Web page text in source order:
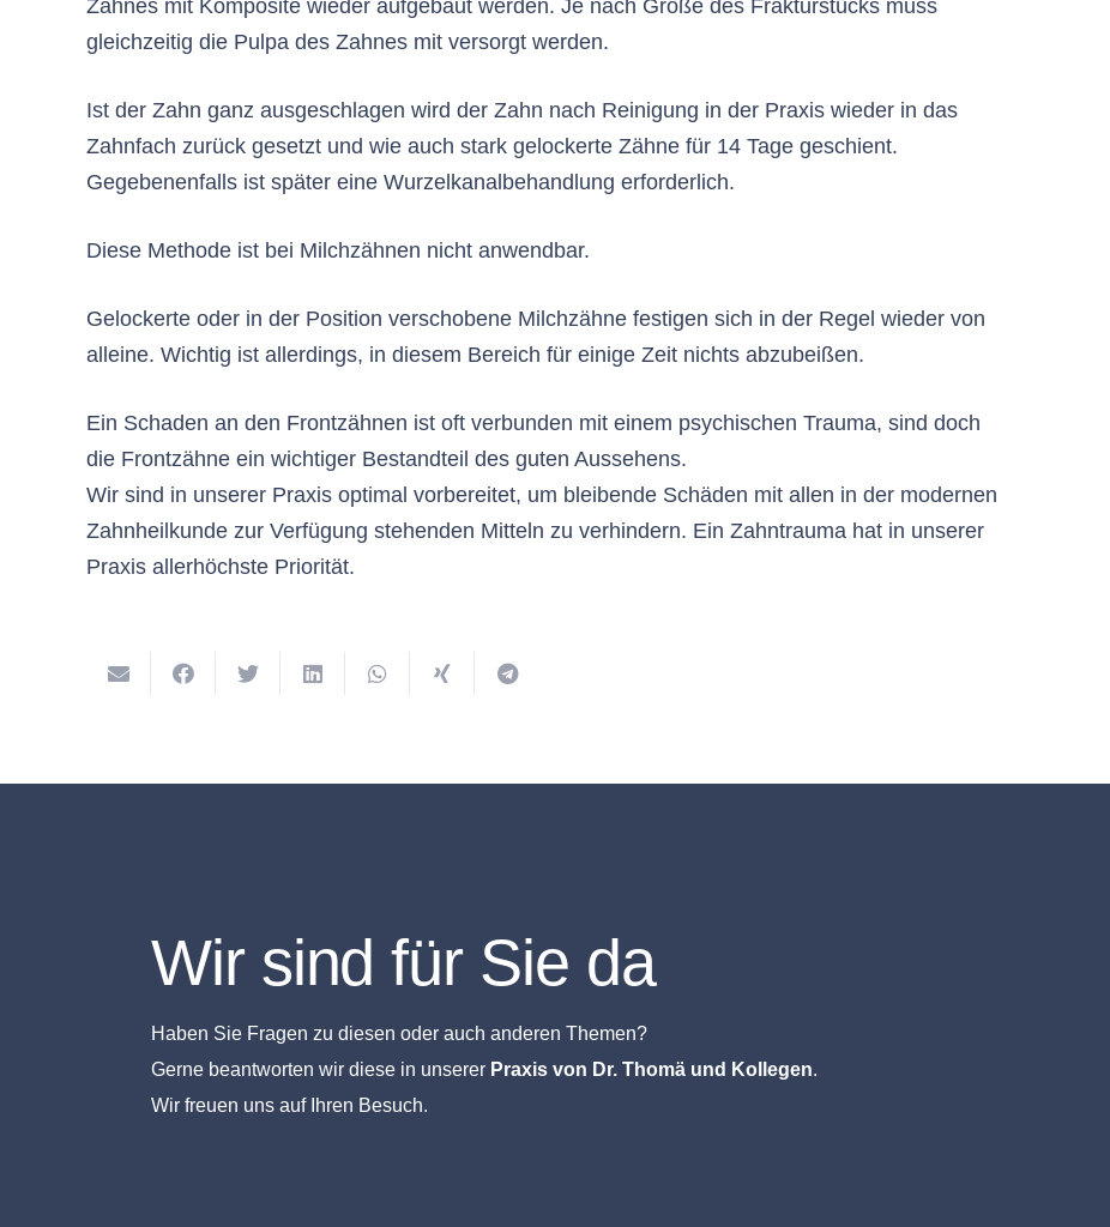
Zahnes mit Komposite wieder aufgebaut werden. Je nach Größe des Frakturstücks muss
gleichzeitig die Pulpa des Zahnes mit versorgt werden.
Ist der Zahn ganz ausgeschlagen wird der Zahn nach Reinigung in der Praxis wieder in das
Zahnfach zurück gesetzt und wie auch stark gelockerte Zähne für 14 Tage geschient.
Gegebenenfalls ist später eine Wurzelkanalbehandlung erforderlich.
Diese Methode ist bei Milchzähnen nicht anwendbar.
Gelockerte oder in der Position verschobene Milchzähne festigen sich in der Regel wieder von
alleine. Wichtig ist allerdings, in diesem Bereich für einige Zeit nichts abzubeißen.
Ein Schaden an den Frontzähnen ist oft verbunden mit einem psychischen Trauma, sind doch
die Frontzähne ein wichtiger Bestandteil des guten Aussehens.
Wir sind in unserer Praxis optimal vorbereitet, um bleibende Schäden mit allen in der modernen
Zahnheilkunde zur Verfügung stehenden Mitteln zu verhindern. Ein Zahntrauma hat in unserer
Praxis allerhöchste Priorität.
Wir sind für Sie da
Haben Sie Fragen zu diesen oder auch anderen Themen?
Gerne beantworten wir diese in unserer Praxis von Dr. Thomä und Kollegen.
Wir freuen uns auf Ihren Besuch.